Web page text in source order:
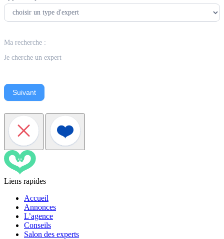
Ma recherche :
Je cherche un expert
Suivant
Liens rapides
Accueil
Annonces
L’agence
Conseils
Salon des experts